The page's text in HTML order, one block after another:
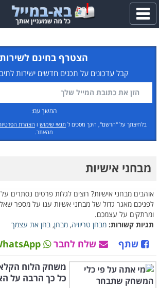
פתח
תפריט
הצטרף בחינם לשירות
קבל עדכונים על תכנים חדשים ישירות
המשך עם:
בלחיצתך על "הרשם", הינך מסכים ל תנאי שימוש ו הצהרת
מהאתר.
מבחני אישיות
אוהבים מבחני אישיות? רוצים לגלות פרטים נסתרים
לפניכם מאגר גדול של מבחני אשיות ענו על מספר
ומרתקים על עצמכם.
תגיות קשורות: מבחן טריוויה, מבחן,בחן את עצמך
שתף שלח לחבר
משחק הלוח
כל כך הרבה על